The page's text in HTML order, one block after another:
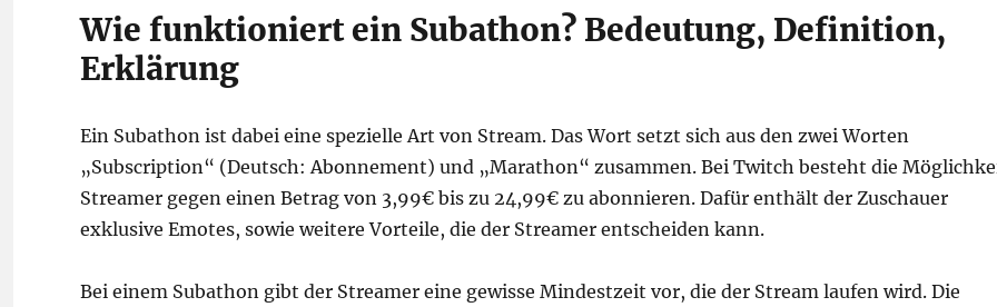
Wie funktioniert ein Subathon? Bedeutung, Definition,
Erklärung
Ein Subathon ist dabei eine spezielle Art von Stream. Das Wort setzt sich aus den zwei Worten
„Subscription“ (Deutsch: Abonnement) und „Marathon“ zusammen. Bei Twitch besteht die
Streamer gegen einen Betrag von 3,99€ bis zu 24,99€ zu abonnieren. Dafür enthält der Zuschauer
exklusive Emotes, sowie weitere Vorteile, die der Streamer entscheiden kann.
Bei einem Subathon gibt der Streamer eine gewisse Mindestzeit vor, die der Stream laufen wird. Die